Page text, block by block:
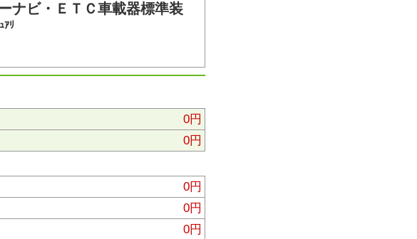
ナビ・ＥＴＣ車載器標準装
ｱﾘ
0円
0円
0円
0円
0円